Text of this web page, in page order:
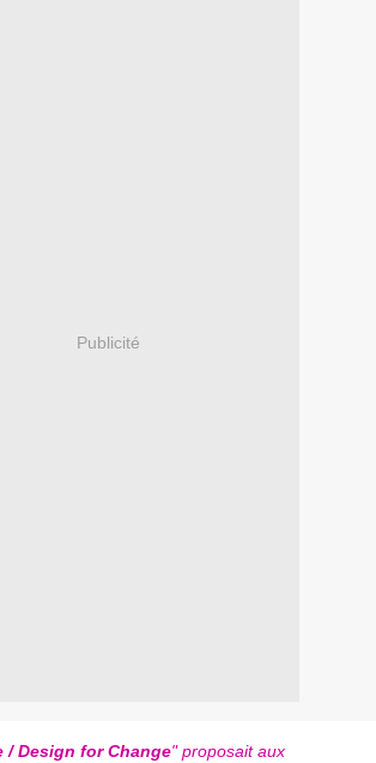
Publicité
/ Design for Change" proposait aux